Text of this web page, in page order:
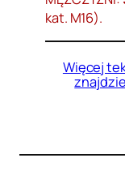
kat. M16).
Więcej